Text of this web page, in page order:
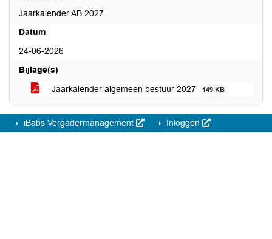
Jaarkalender AB 2027
Datum
24-06-2026
Bijlage(s)
Jaarkalender algemeen bestuur 2027
149 KB
iBabs Vergadermanagement Inloggen